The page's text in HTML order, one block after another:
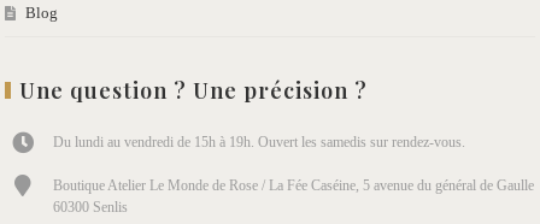
Blog
Une question ? Une précision ?
Du lundi au vendredi de 15h à 19h. Ouvert les samedis sur rendez-vous.
Boutique Atelier Le Monde de Rose / La Fée Caséine, 5 avenue du général de Gaulle
60300 Senlis